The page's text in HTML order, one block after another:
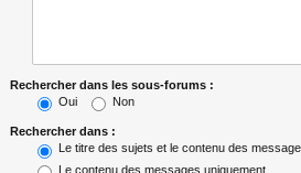
Rechercher dans les sous-forums :
Oui
Non
Rechercher dans :
Le titre des sujets et le contenu des
Le contenu des messages uniquement